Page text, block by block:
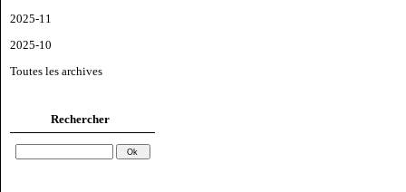
2025-11
2025-10
Toutes les archives
Rechercher